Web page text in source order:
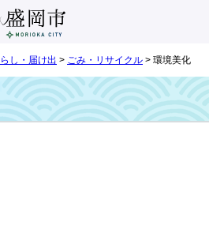
し・届け出 > ごみ・リサイクル > 環境美化